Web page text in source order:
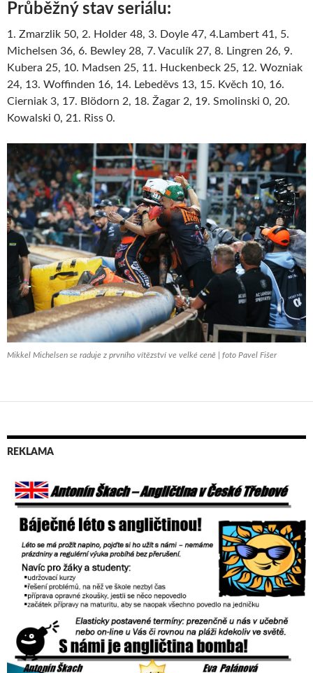
Průběžný stav seriálu:
1. Zmarzlik 50, 2. Holder 48, 3. Doyle 47, 4.Lambert 41, 5.
Michelsen 36, 6. Bewley 28, 7. Vaculík 27, 8. Lingren 26, 9.
Kubera 25, 10. Madsen 25, 11. Huckenbeck 25, 12. Wozniak
24, 13. Woffinden 16, 14. Lebeděvs 13, 15. Kvěch 10, 16.
Cierniak 3, 17. Blödorn 2, 18. Žagar 2, 19. Smolinski 0, 20.
Kowalski 0, 21. Riss 0.
Mikkel Michelsen se raduje z prvního vítězství ve velké ceně | foto Pavel Fišer
REKLAMA